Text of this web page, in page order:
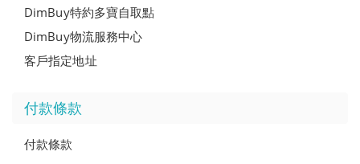
DimBuy特約多寶自取點
DimBuy物流服務中心
客戶指定地址
付款條款
付款條款